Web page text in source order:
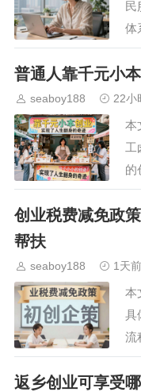
民
体
低
小
普通人靠千元小
seaboy188 22小
本
工
的
题
本
创业税费减免政
帮扶
seaboy188 1天前
本
具
流
策
返乡创业可享受